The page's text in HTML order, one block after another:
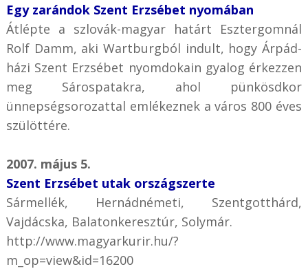
Egy zarándok Szent Erzsébet nyomában
Átlépte a szlovák-magyar határt Esztergomnál
Rolf Damm, aki Wartburgból indult, hogy Árpád-
házi Szent Erzsébet nyomdokain gyalog érkezzen
meg Sárospatakra, ahol pünkösdkor
ünnepségsorozattal emlékeznek a város 800 éves
szülöttére.
2007. május 5.
Szent Erzsébet utak országszerte
Sármellék, Hernádnémeti, Szentgotthárd,
Vajdácska, Balatonkeresztúr, Solymár.
http://www.magyarkurir.hu/?
m_op=view&id=16200